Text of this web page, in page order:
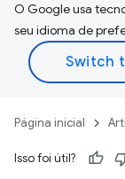
O Google usa
seu idioma de
Página inicial
Isso foi útil?